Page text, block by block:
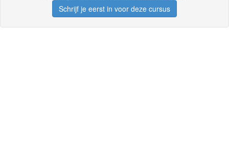
Schrijf je eerst in voor deze cursus